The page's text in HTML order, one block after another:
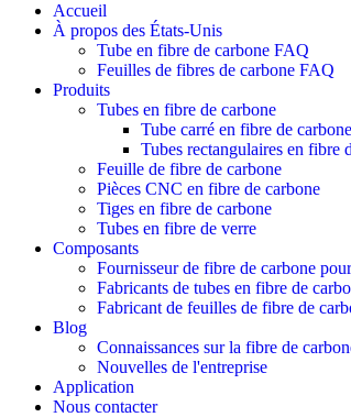
Accueil
À propos des États-Unis
Tube en fibre de carbone FAQ
Feuilles de fibres de carbone FAQ
Produits
Tubes en fibre de carbone
Tube carré en fibre de carbone
Tubes rectangulaires en fibre
Feuille de fibre de carbone
Pièces CNC en fibre de carbone
Tiges en fibre de carbone
Tubes en fibre de verre
Composants
Fournisseur de fibre de carbone
Fabricants de tubes en fibre de
Fabricant de feuilles de fibre de
Blog
Connaissances sur la fibre de
Nouvelles de l'entreprise
Application
Nous contacter